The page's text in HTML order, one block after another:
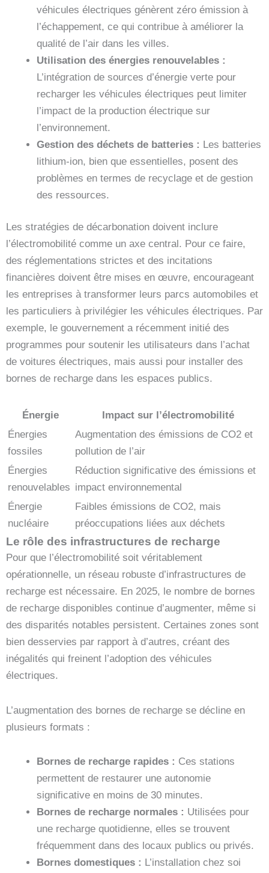
véhicules électriques génèrent zéro émission à
l’échappement, ce qui contribue à améliorer la
qualité de l’air dans les villes.
Utilisation des énergies renouvelables :
L’intégration de sources d’énergie verte pour
recharger les véhicules électriques peut limiter
l’impact de la production électrique sur
l’environnement.
Gestion des déchets de batteries : Les batteries
lithium-ion, bien que essentielles, posent des
problèmes en termes de recyclage et de gestion
des ressources.
Les stratégies de décarbonation doivent inclure
l’électromobilité comme un axe central. Pour ce faire,
des réglementations strictes et des incitations
financières doivent être mises en œuvre, encourageant
les entreprises à transformer leurs parcs automobiles et
les particuliers à privilégier les véhicules électriques. Par
exemple, le gouvernement a récemment initié des
programmes pour soutenir les utilisateurs dans l’achat
de voitures électriques, mais aussi pour installer des
bornes de recharge dans les espaces publics.
Énergie
Impact sur l’électromobilité
Énergies
fossiles
Augmentation des émissions de CO2 et
pollution de l’air
Énergies
renouvelables
Réduction significative des émissions et
impact environnemental
Énergie
nucléaire
Faibles émissions de CO2, mais
préoccupations liées aux déchets
Le rôle des infrastructures de recharge
Pour que l’électromobilité soit véritablement
opérationnelle, un réseau robuste d’infrastructures de
recharge est nécessaire. En 2025, le nombre de bornes
de recharge disponibles continue d’augmenter, même si
des disparités notables persistent. Certaines zones sont
bien desservies par rapport à d’autres, créant des
inégalités qui freinent l’adoption des véhicules
électriques.
L’augmentation des bornes de recharge se décline en
plusieurs formats :
Bornes de recharge rapides : Ces stations
permettent de restaurer une autonomie
significative en moins de 30 minutes.
Bornes de recharge normales : Utilisées pour
une recharge quotidienne, elles se trouvent
fréquemment dans des locaux publics ou privés.
Bornes domestiques : L’installation chez soi